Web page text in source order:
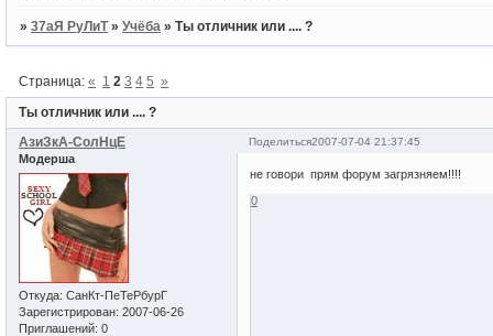
»37аЯ РуЛиТ »Учёба »Ты отличник или .... ?
Ты отличник или .... ?
Страница:« 1 2 3 4 5 »
Поделиться2007-07-04 21:37:45
АзиЗкА-СолНцЕ
Модерша
Откуда: СанКт-ПеТеРбурГ
Зарегистрирован: 2007-06-26
Приглашений: 0
не говори прям форум загрязняем!!!!
0